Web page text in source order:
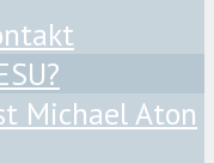
Michael Aton